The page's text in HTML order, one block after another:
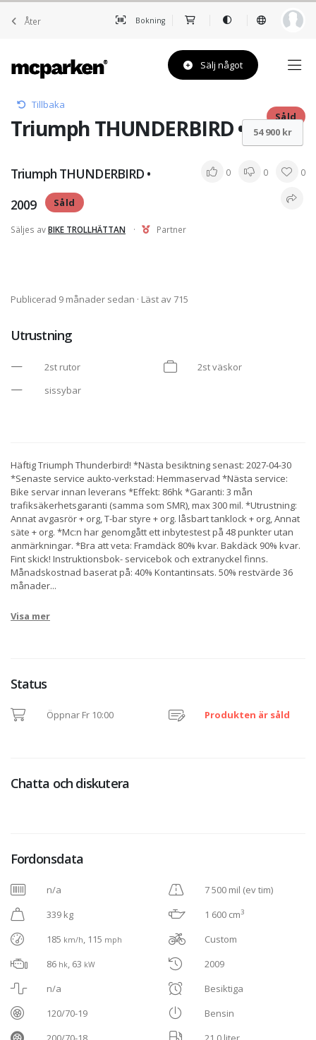
Åter Bokning
Sälj något
Tillbaka
Triumph THUNDERBIRD • 2009
Såld
Triumph THUNDERBIRD •
2009
Såld
0 0 0
Säljes avBIKE TROLLHÄTTAN · Partner
54 900 kr
Publicerad 9 månader sedan · Läst av 715
Utrustning
2st rutor
2st väskor
sissybar
Häftig Triumph Thunderbird! *Nästa besiktning senast: 2027-04-30
*Senaste service aukto-verkstad: Hemmaservad *Nästa service:
Bike servar innan leverans *Effekt: 86hk *Garanti: 3 mån
trafiksäkerhetsgaranti (samma som SMR), max 300 mil. *Utrustning:
Annat avgasrör + org, T-bar styre + org. låsbart tanklock + org, Annat
säte + org. *Mc:n har genomgått ett inbytestest på 48 punkter utan
anmärkningar. *Bra att veta: Framdäck 80% kvar. Bakdäck 90% kvar.
Fint skick! Instruktionsbok- servicebok och extranyckel finns.
Månadskostnad baserat på: 40% Kontantinsats. 50% restvärde 36
månader...
Visa mer
Status
Öppnar Fr 10:00 Produkten är såld
Chatta och diskutera
Fordonsdata
n/a
339 kg
185 km/h, 115 mph
86 hk, 63 kW
n/a
120/70-19
7 500 mil (ev tim)
1 600 cm3
Custom
2009
Besiktiga
Bensin